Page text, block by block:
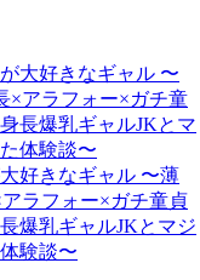
好きなギャル 〜薄
ラフォー×ガチ童貞
爆乳ギャルJKとマジ
験談〜